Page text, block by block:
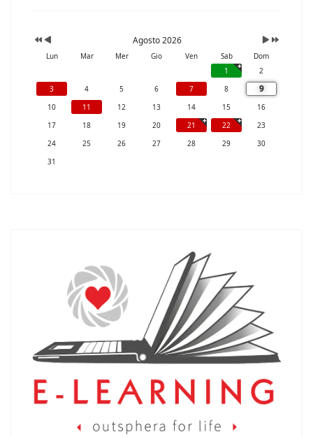
Agosto 2026
Lun Mar Mer Gio Ven Sab
Dom
1
2
3
4 5 6 7 8 9
10 11 12 13 14 15
16
17
18 19 20 21 22
23
24
25 26 27 28 29
30
31